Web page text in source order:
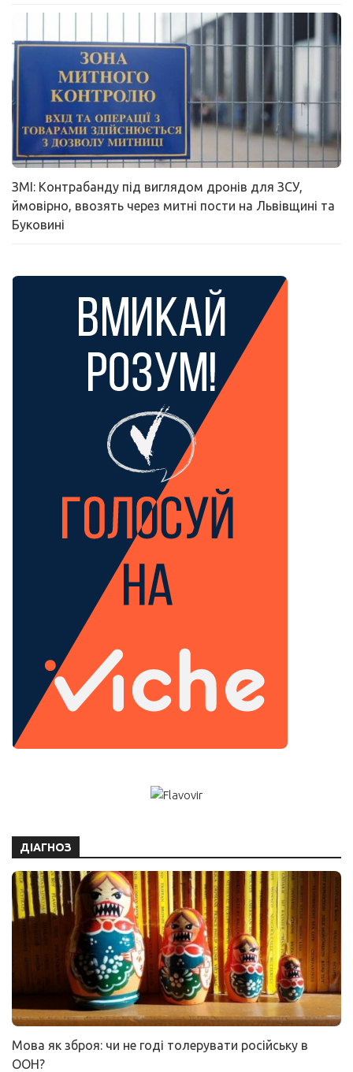
ЗМІ: Контрабанду під виглядом дронів для ЗСУ,
ймовірно, ввозять через митні пости на Львівщині та
Буковині
ДІАГНОЗ
Мова як зброя: чи не годі толерувати російську в
ООН?